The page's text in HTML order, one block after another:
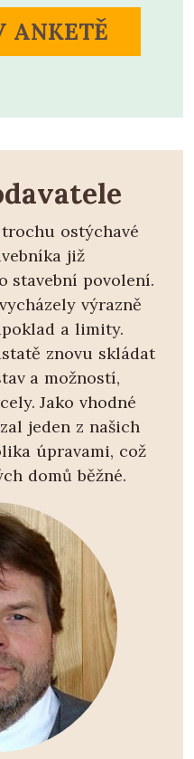
ANKETĚ
ostýchavé
již
stavební povolení.
výrazně
a limity.
znovu skládat
a možností,
Jako vhodné
jeden z našich
úpravami, což
domů běžné.